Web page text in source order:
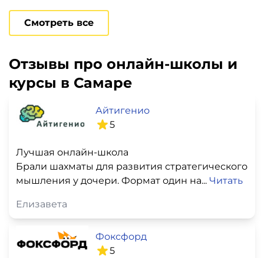
Смотреть все
Отзывы про онлайн-школы и
курсы в Самаре
Айтигенио
5
Лучшая онлайн-школа
Брали шахматы для развития стратегического
мышления у дочери. Формат один на... Читать
Елизавета
Фоксфорд
5